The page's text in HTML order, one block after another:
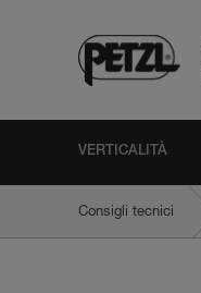
VERTICALITÀ
Consigli tecnici